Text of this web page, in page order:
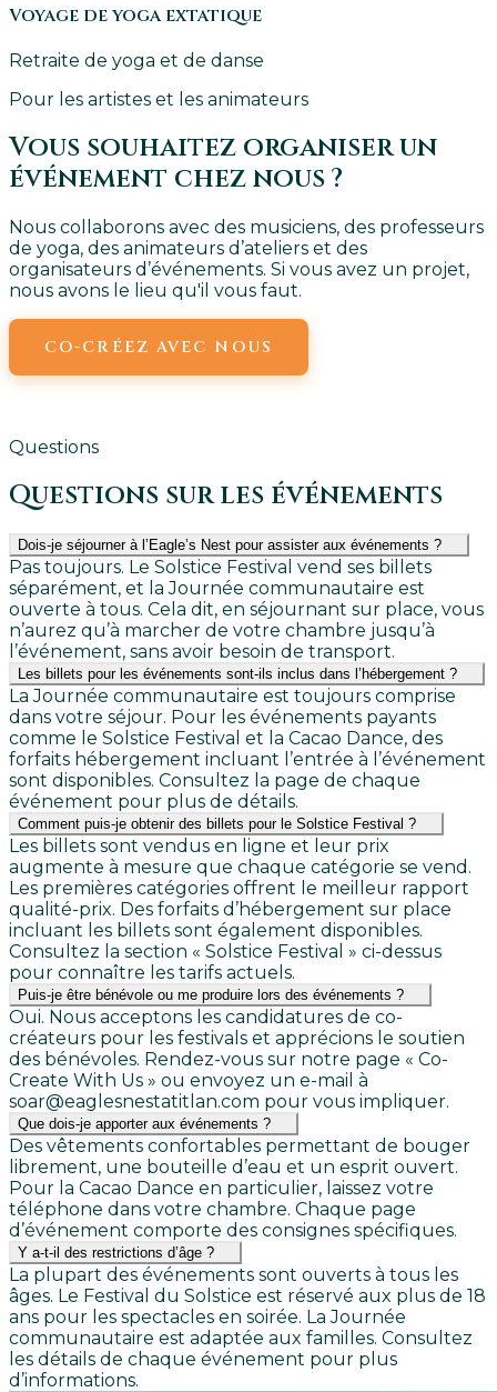
Voyage de yoga extatique
Retraite de yoga et de danse
Pour les artistes et les animateurs
Vous souhaitez organiser un
événement chez nous ?
Nous collaborons avec des musiciens, des professeurs
de yoga, des animateurs d’ateliers et des
organisateurs d’événements. Si vous avez un projet,
nous avons le lieu qu'il vous faut.
CO-CRÉEZ AVEC NOUS
Questions
Questions sur les événements
Dois-je séjourner à l’Eagle’s Nest pour assister aux événements ?
Pas toujours. Le Solstice Festival vend ses billets
séparément, et la Journée communautaire est
ouverte à tous. Cela dit, en séjournant sur place, vous
n’aurez qu’à marcher de votre chambre jusqu’à
l’événement, sans avoir besoin de transport.
Les billets pour les événements sont-ils inclus dans l’hébergement ?
La Journée communautaire est toujours comprise
dans votre séjour. Pour les événements payants
comme le Solstice Festival et la Cacao Dance, des
forfaits hébergement incluant l’entrée à l’événement
sont disponibles. Consultez la page de chaque
événement pour plus de détails.
Comment puis-je obtenir des billets pour le Solstice Festival ?
Les billets sont vendus en ligne et leur prix
augmente à mesure que chaque catégorie se vend.
Les premières catégories offrent le meilleur rapport
qualité-prix. Des forfaits d’hébergement sur place
incluant les billets sont également disponibles.
Consultez la section « Solstice Festival » ci-dessus
pour connaître les tarifs actuels.
Puis-je être bénévole ou me produire lors des événements ?
Oui. Nous acceptons les candidatures de co-
créateurs pour les festivals et apprécions le soutien
des bénévoles. Rendez-vous sur notre page « Co-
Create With Us » ou envoyez un e-mail à
soar@eaglesnestatitlan.com pour vous impliquer.
Que dois-je apporter aux événements ?
Des vêtements confortables permettant de bouger
librement, une bouteille d’eau et un esprit ouvert.
Pour la Cacao Dance en particulier, laissez votre
téléphone dans votre chambre. Chaque page
d’événement comporte des consignes spécifiques.
Y a-t-il des restrictions d’âge ?
La plupart des événements sont ouverts à tous les
âges. Le Festival du Solstice est réservé aux plus de 18
ans pour les spectacles en soirée. La Journée
communautaire est adaptée aux familles. Consultez
les détails de chaque événement pour plus
d’informations.